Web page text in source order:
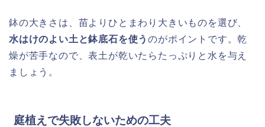
鉢の大きさは、苗よりひとまわり大きいものを選び、
水はけのよい土と鉢底石を使うのがポイントです。乾
燥が苦手なので、表土が乾いたらたっぷりと水を与え
ましょう。
庭植えで失敗しないための工夫